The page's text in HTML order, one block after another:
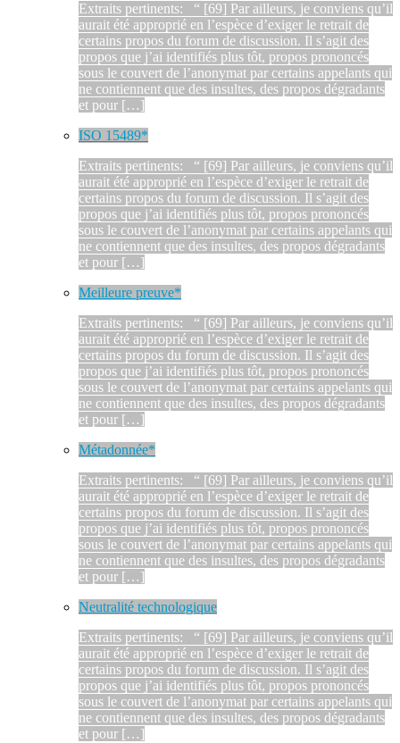
Extraits pertinents: “ [69] Par ailleurs, je conviens qu’il
aurait été approprié en l’espèce d’exiger le retrait de
certains propos du forum de discussion. Il s’agit des
propos que j’ai identifiés plus tôt, propos prononcés
sous le couvert de l’anonymat par certains appelants qui
ne contiennent que des insultes, des propos dégradants
et pour […]
ISO 15489*
Extraits pertinents: “ [69] Par ailleurs, je conviens qu’il
aurait été approprié en l’espèce d’exiger le retrait de
certains propos du forum de discussion. Il s’agit des
propos que j’ai identifiés plus tôt, propos prononcés
sous le couvert de l’anonymat par certains appelants qui
ne contiennent que des insultes, des propos dégradants
et pour […]
Meilleure preuve*
Extraits pertinents: “ [69] Par ailleurs, je conviens qu’il
aurait été approprié en l’espèce d’exiger le retrait de
certains propos du forum de discussion. Il s’agit des
propos que j’ai identifiés plus tôt, propos prononcés
sous le couvert de l’anonymat par certains appelants qui
ne contiennent que des insultes, des propos dégradants
et pour […]
Métadonnée*
Extraits pertinents: “ [69] Par ailleurs, je conviens qu’il
aurait été approprié en l’espèce d’exiger le retrait de
certains propos du forum de discussion. Il s’agit des
propos que j’ai identifiés plus tôt, propos prononcés
sous le couvert de l’anonymat par certains appelants qui
ne contiennent que des insultes, des propos dégradants
et pour […]
Neutralité technologique
Extraits pertinents: “ [69] Par ailleurs, je conviens qu’il
aurait été approprié en l’espèce d’exiger le retrait de
certains propos du forum de discussion. Il s’agit des
propos que j’ai identifiés plus tôt, propos prononcés
sous le couvert de l’anonymat par certains appelants qui
ne contiennent que des insultes, des propos dégradants
et pour […]